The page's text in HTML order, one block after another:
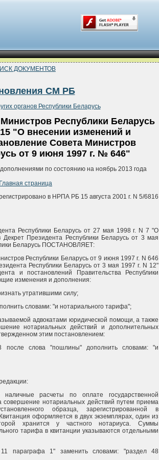
ДОКУМЕНТОВ
СМ РБ
органов Республики Беларусь
Республики Беларусь
"О внесении изменений и
Совета Министров
от 9 июня 1997 г. № 646"
по состоянию на ноябрь 2013 года
страница
в НРПА РБ 15 августа 2001 г. N 5/6816
Республики Беларусь от 27 мая 1998 г. N 7 "О
Президента Республики Беларусь от 3 мая
Беларусь ПОСТАНОВЛЯЕТ:
Республики Беларусь от 9 июня 1997 г. N 646
Республики Беларусь от 3 мая 1997 г. N 12"
и постановлений Правительства Республики
изменения и дополнения:
утратившими силу;
словами: "и нотариального тарифа";
адвокатами юридической помощи, а также
нотариальных действий и дополнительных
этим постановлением:
слова "пошлины" дополнить словами: "и
расчеты по оплате государственной
нотариальных действий путем приема
образца, зарегистрированной в
оформляется в двух экземплярах, один из
хранится у частного нотариуса. Суммы
тарифа в квитанции указываются отдельными
параграфа 1" заменить словами: "раздел 48